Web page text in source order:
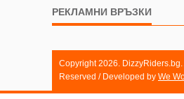
РЕКЛАМНИ ВРЪЗКИ
Copyright 2026.
Reserved / Developed by We